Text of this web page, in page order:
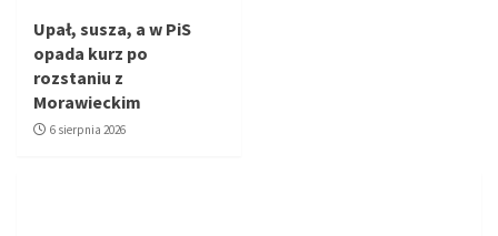
Upał, susza, a w PiS
opada kurz po
rozstaniu z
Morawieckim
6 sierpnia 2026